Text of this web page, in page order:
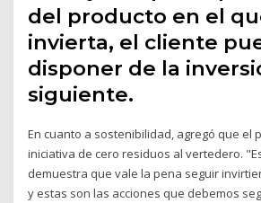
del producto en el
invierta, el cliente
disponer de la
siguiente.
En cuanto a sostenibilidad, agregó que el
iniciativa de cero residuos al vertedero.
demuestra que vale la pena seguir
y estas son las acciones que debemos